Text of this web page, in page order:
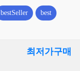
bestSeller best
최저가구매